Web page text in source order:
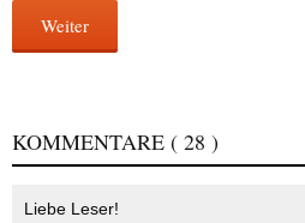
Weiter
KOMMENTARE ( 28 )
Liebe Leser!